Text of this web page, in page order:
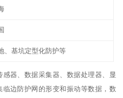
、基坑定型化防护等
器、数据采集器、数据处理器、显
边防护网的形变和振动等数据，数